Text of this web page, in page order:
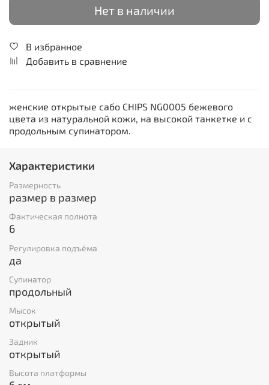
Нет в наличии
В избранное
Добавить в сравнение
женские открытые сабо CHIPS NG0005 бежевого
цвета из натуральной кожи, на высокой танкетке и с
продольным супинатором.
Характеристики
Размерность
размер в размер
Фактическая полнота
6
Регулировка подъёма
да
Супинатор
продольный
Мысок
открытый
Задник
открытый
Высота платформы